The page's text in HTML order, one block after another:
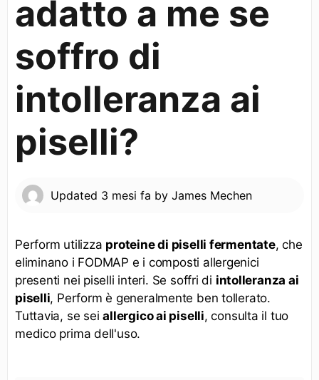
adatto a me se
soffro di
intolleranza ai
piselli?
Updated 3 mesi fa by James Mechen
Perform utilizza proteine di piselli fermentate, che
eliminano i FODMAP e i composti allergenici
presenti nei piselli interi. Se soffri di intolleranza ai
piselli, Perform è generalmente ben tollerato.
Tuttavia, se seiallergico ai piselli, consulta il tuo
medico prima dell'uso.